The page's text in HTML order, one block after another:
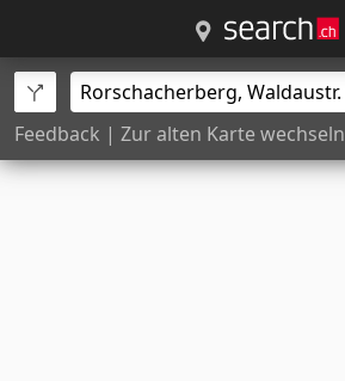
Feedback | Zur alten Karte wechseln